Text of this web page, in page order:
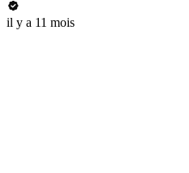
il y a 11 mois